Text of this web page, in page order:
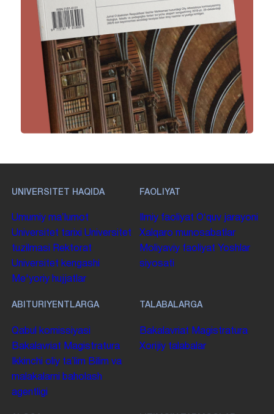
UNIVERSITET HAQIDA
Umumiy maʼlumot
Universitet tarixi Universitet
tuzilmasi
Rektorat
Universitet kengashi
Me'yoriy hujjatlar
FAOLIYAT
Ilmiy faoliyat Oʻquv jarayoni
Xalqaro munosabatlar
Moliyaviy faoliyat Yoshlar
siyosati
ABITURIYENTLARGA
Qabul komissiyasi
Bakalavriat Magistratura
Ikkinchi oliy taʼlim Bilim va
malakalarni baholash
agentligi
TALABALARGA
Bakalavriat Magistratura
Xorijiy talabalar